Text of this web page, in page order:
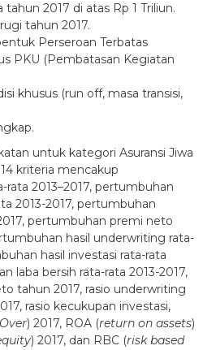
tahun 2017 di atas Rp 1 Triliun.
tahun 2017.
Perseroan Terbatas
PKU (Pembatasan Kegiatan
khusus (run off, masa transisi,
untuk kategori Asuransi Jiwa
kriteria mencakup
2013–2017, pertumbuhan
2013-2017, pertumbuhan
pertumbuhan premi neto
hasil underwriting rata-
hasil investasi rata-rata
laba bersih rata-rata 2013-2017,
tahun 2017, rasio underwriting
rasio kecukupan investasi,
) 2017, ROA (return on assets)
) 2017, dan RBC (risk based